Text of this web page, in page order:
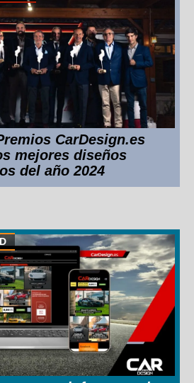
CarDesign.es
mejores diseños
del año 2024